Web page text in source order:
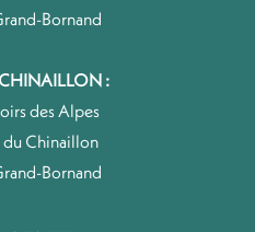
Bornand
:
des Alpes
du Chinaillon
Bornand